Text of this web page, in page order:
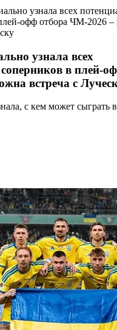
узнала всех
офф отбора ЧМ-2026 –
узнала всех
в плей-
встреча с
с кем может сыграть